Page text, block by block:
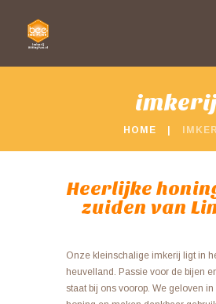
HOME
Heerlijke
zuiden van
Onze kleinschalige imkerij ligt in
heuvelland. Passie voor de bijen
staat bij ons voorop. We geloven